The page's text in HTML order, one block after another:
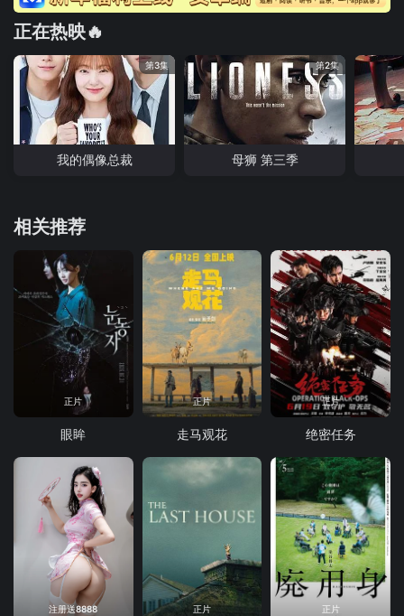
正在热映🔥
第3集
我的偶像总裁
第2集
母狮 第三季
相关推荐
正片
眼眸
正片
走马观花
正片
绝密任务
注册送8888 正片 正片